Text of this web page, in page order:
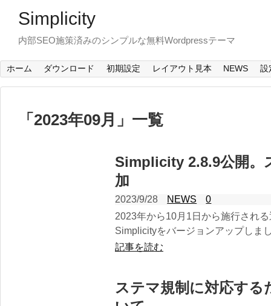
Simplicity
内部SEO施策済みのシンプルな無料Wordpressテーマ
ホーム ダウンロード 初期設定 レイアウト見本 NEWS 設
「 2023年09月 」 一覧
Simplicity 2.8.9公開。
加
2023/9/28 NEWS
0
2023年から10月1日から施行され
Simplicityをバージョンアップしま
記事を読む
ステマ規制に対応する